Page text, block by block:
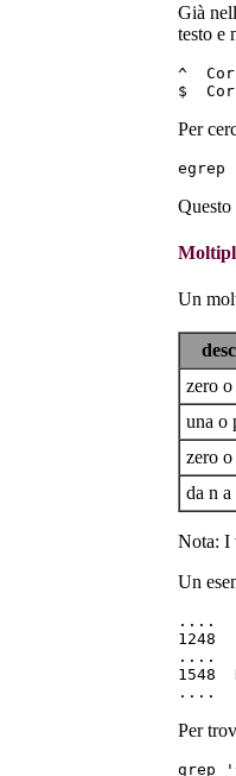
Già
testo e
^
Per
Un
zero
una o
zero
da n
Nota: I
Un
....
1248
....
1548
Per
grep